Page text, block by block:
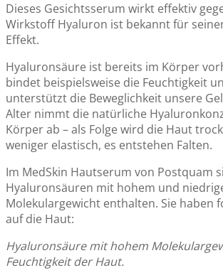
Dieses Gesichtsserum wirkt effektiv
Wirkstoff Hyaluron ist bekannt für
Effekt.
Hyaluronsäure ist bereits im Körper
bindet beispielsweise die Feuchtigkeit
unterstützt die Beweglichkeit unsere
Alter nimmt die natürliche
Körper ab – als Folge wird die Haut
weniger elastisch, es entstehen Falten.
Im MedSkin Hautserum von Postquam
Hyaluronsäuren mit hohem und
Molekulargewicht enthalten. Sie haben
auf die Haut:
Hyaluronsäure mit hohem
Feuchtigkeit der Haut.